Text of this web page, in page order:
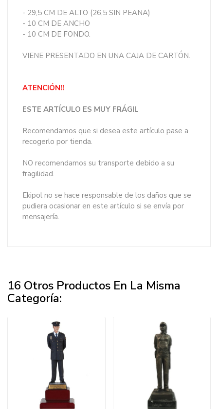
- 29,5 CM DE ALTO (26,5 SIN PEANA)
- 10 CM DE ANCHO
- 10 CM DE FONDO.
VIENE PRESENTADO EN UNA CAJA DE CARTÓN.
ATENCIÓN!!
ESTE ARTÍCULO ES MUY FRÁGIL
Recomendamos que si desea este artículo pase a
recogerlo por tienda.
NO recomendamos su transporte debido a su
fragilidad.
Ekipol no se hace responsable de los daños que se
pudiera ocasionar en este artículo si se envía por
mensajería.
16 Otros Productos En La Misma
Categoría: